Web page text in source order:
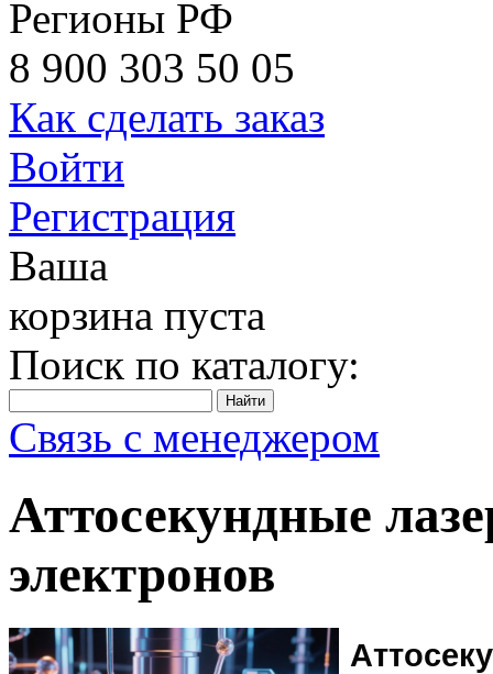
Регионы РФ
8 900 303 50 05
Как сделать заказ
Войти
Регистрация
Ваша
корзина пуста
Поиск по каталогу:
Связь с менеджером
Аттосекундные
электронов